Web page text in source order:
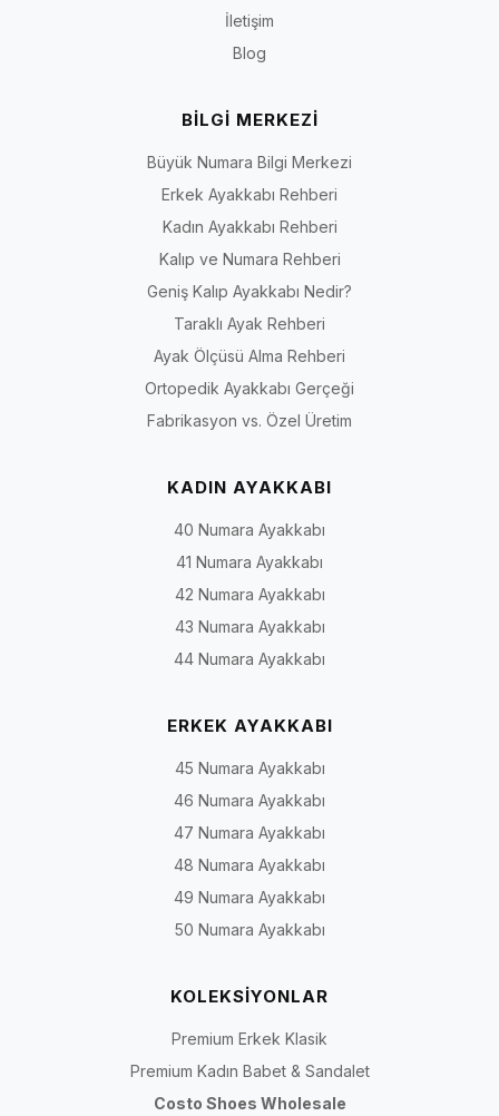
İletişim
Blog
BİLGİ MERKEZİ
Büyük Numara Bilgi Merkezi
Erkek Ayakkabı Rehberi
Kadın Ayakkabı Rehberi
Kalıp ve Numara Rehberi
Geniş Kalıp Ayakkabı Nedir?
Taraklı Ayak Rehberi
Ayak Ölçüsü Alma Rehberi
Ortopedik Ayakkabı Gerçeği
Fabrikasyon vs. Özel Üretim
KADIN AYAKKABI
40 Numara Ayakkabı
41 Numara Ayakkabı
42 Numara Ayakkabı
43 Numara Ayakkabı
44 Numara Ayakkabı
ERKEK AYAKKABI
45 Numara Ayakkabı
46 Numara Ayakkabı
47 Numara Ayakkabı
48 Numara Ayakkabı
49 Numara Ayakkabı
50 Numara Ayakkabı
KOLEKSİYONLAR
Premium Erkek Klasik
Premium Kadın Babet & Sandalet
Costo Shoes Wholesale